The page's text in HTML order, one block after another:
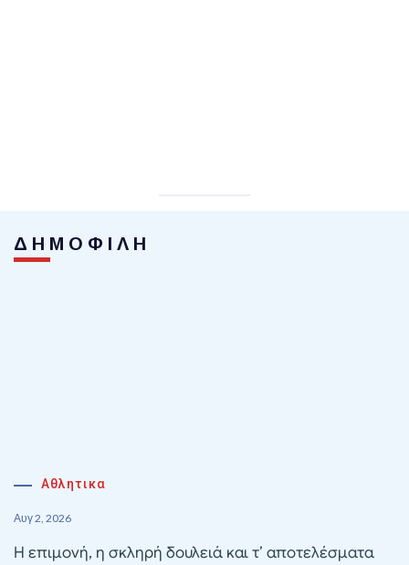
ΔΗΜΟΦΙΛΗ
Αθλητικα
Αυγ 2, 2026
Η επιμονή, η σκληρή δουλειά και τ’ αποτελέσματα